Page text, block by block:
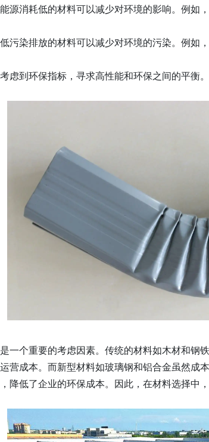
源消耗低的材料可以减少对环境的影响。例
污染排放的材料可以减少对环境的污染。例
虑到环保指标，寻求高性能和环保之间的平
一个重要的考虑因素。传统的材料如木材和
营成本。而新型材料如玻璃钢和铝合金虽然
降低了企业的环保成本。因此，在材料选择